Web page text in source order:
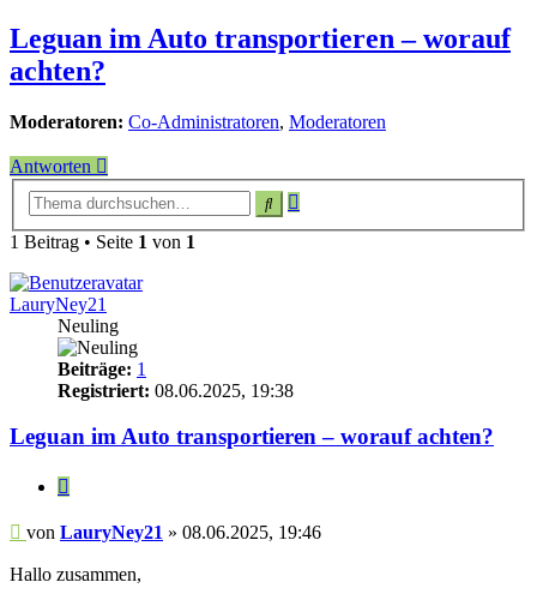
Leguan im Auto transportieren – worauf
achten?
Moderatoren: Co-Administratoren, Moderatoren
Antworten
SucheErweiterte
Suche
1 Beitrag • Seite 1 von 1
LauryNey21
Neuling
Beiträge: 1
Registriert: 08.06.2025, 19:38
Leguan im Auto transportieren – worauf achten?
Zitieren
Beitrag
von LauryNey21 » 08.06.2025, 19:46
Hallo zusammen,